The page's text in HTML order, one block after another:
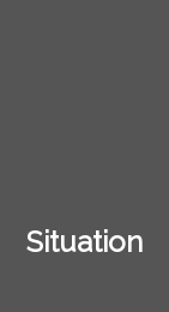
Situation